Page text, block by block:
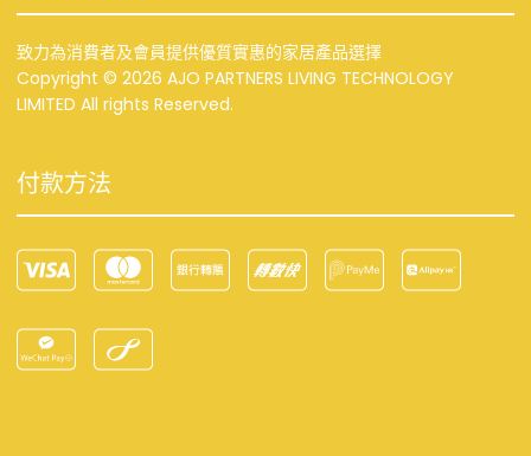
致力為消費者及會員提供優質實惠的家居產品選擇
Copyright © 2026 AJO PARTNERS LIVING TECHNOLOGY
LIMITED All rights Reserved.
付款方法